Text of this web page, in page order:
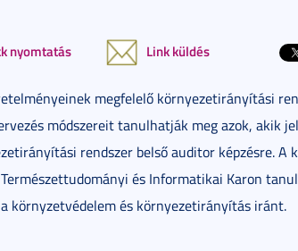
nyomtatás Link küldés
megfelelő környezetirányítási
módszereit tanulhatják meg azok, akik
rendszer belső auditor képzésre. A
és Informatikai Karon
környzetvédelem és környezetirányítás iránt.